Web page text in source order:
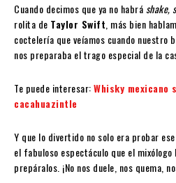
Cuando decimos que ya no habráshake,
rolita de Taylor Swift , más bien
coctelería que veíamos cuando nuestro
nos preparaba el trago especial de la
Te puede interesar:Whisky mexicano
cacahuazintle
Y que lo divertido no solo era probar
el fabuloso espectáculo que el mixólogo
prepáralos. ¡No nos duele, nos quema,